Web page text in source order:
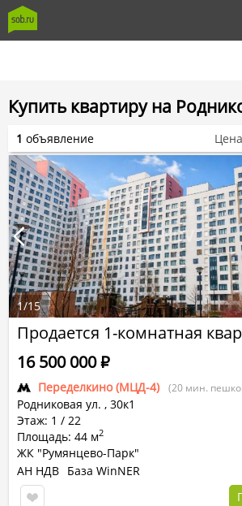
Купить квартиру на
Продается 1-комнатная
Переделкино (МЦД-4) (20 мин.
Родниковая ул. , 30к1
Этаж: 1 / 22
Площадь: 44 м2
ЖК "Румянцево-Парк"
16 500 000Р
АН НДВ База WinNER
1/15
1 объявление Цена